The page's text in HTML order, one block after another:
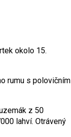
okolo 15.
rumu s polovičním
z 50
lahví. Otrávený